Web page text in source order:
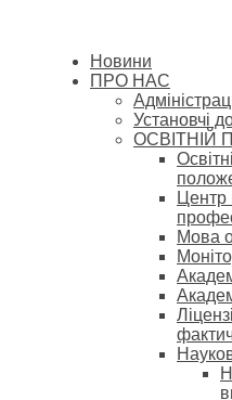
Новини
ПРО НАС
Установчі
ОСВІТНІЙ
Центр
Мова